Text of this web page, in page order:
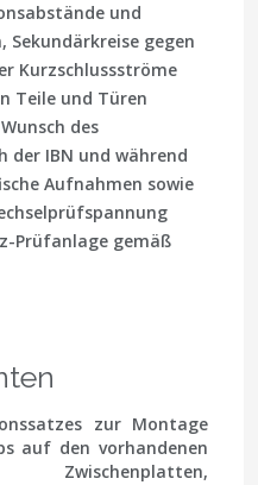
und
Sekundärkreise gegen
Kurzschlussströme
Teile und Türen
des
der IBN und während
Aufnahmen sowie
Prüfanlage gemäß
zur Montage
auf den vorhandenen